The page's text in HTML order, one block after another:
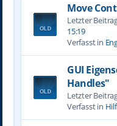
Move
Letzter
15:19
Verfasst in
GUI
Handles"
Letzter
Verfasst in